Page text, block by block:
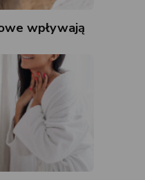
wpływają